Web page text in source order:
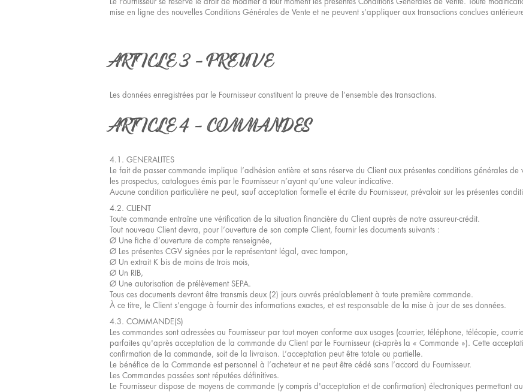
mise en ligne des nouvelles Conditions Générales de Vente et ne peuvent s’appliquer aux transactions conclues
ARTICLE 3 – PREUVE
Les données enregistrées par le Fournisseur constituent la preuve de l’ensemble des transactions.
ARTICLE 4 – COMMANDES
4.1. GENERALITES
Le fait de passer commande implique l’adhésion entière et sans réserve du Client aux présentes conditions générales de
les prospectus, catalogues émis par le Fournisseur n’ayant qu’une valeur indicative.
Aucune condition particulière ne peut, sauf acceptation formelle et écrite du Fournisseur, prévaloir sur les présentes
4.2. CLIENT
Toute commande entraîne une vérification de la situation financière du Client auprès de notre assureur-crédit.
Tout nouveau Client devra, pour l’ouverture de son compte Client, fournir les documents suivants :
Ø Une fiche d’ouverture de compte renseignée,
Ø Les présentes CGV signées par le représentant légal, avec tampon,
Ø Un extrait K bis de moins de trois mois,
Ø Un RIB,
Ø Une autorisation de prélèvement SEPA.
Tous ces documents devront être transmis deux (2) jours ouvrés préalablement à toute première commande.
À ce titre, le Client s’engage à fournir des informations exactes, et est responsable de la mise à jour de ses données.
4.3. COMMANDE(S)
Les commandes sont adressées au Fournisseur par tout moyen conforme aux usages (courrier, téléphone, télécopie,
parfaites qu'après acceptation de la commande du Client par le Fournisseur (ci-après la « Commande »). Cette
confirmation de la commande, soit de la livraison. L’acceptation peut être totale ou partielle.
Le bénéfice de la Commande est personnel à l’acheteur et ne peut être cédé sans l’accord du Fournisseur.
Les Commandes passées sont réputées définitives.
Le Fournisseur dispose de moyens de commande (y compris d'acceptation et de confirmation) électroniques permettant